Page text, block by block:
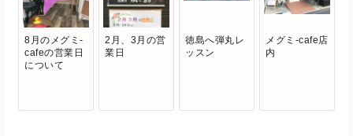
8月のメグミ-
cafeの営業日
について
2月、3月の営
業日
徳島へ弾丸レ
ッスン
メグミ-cafe店
内